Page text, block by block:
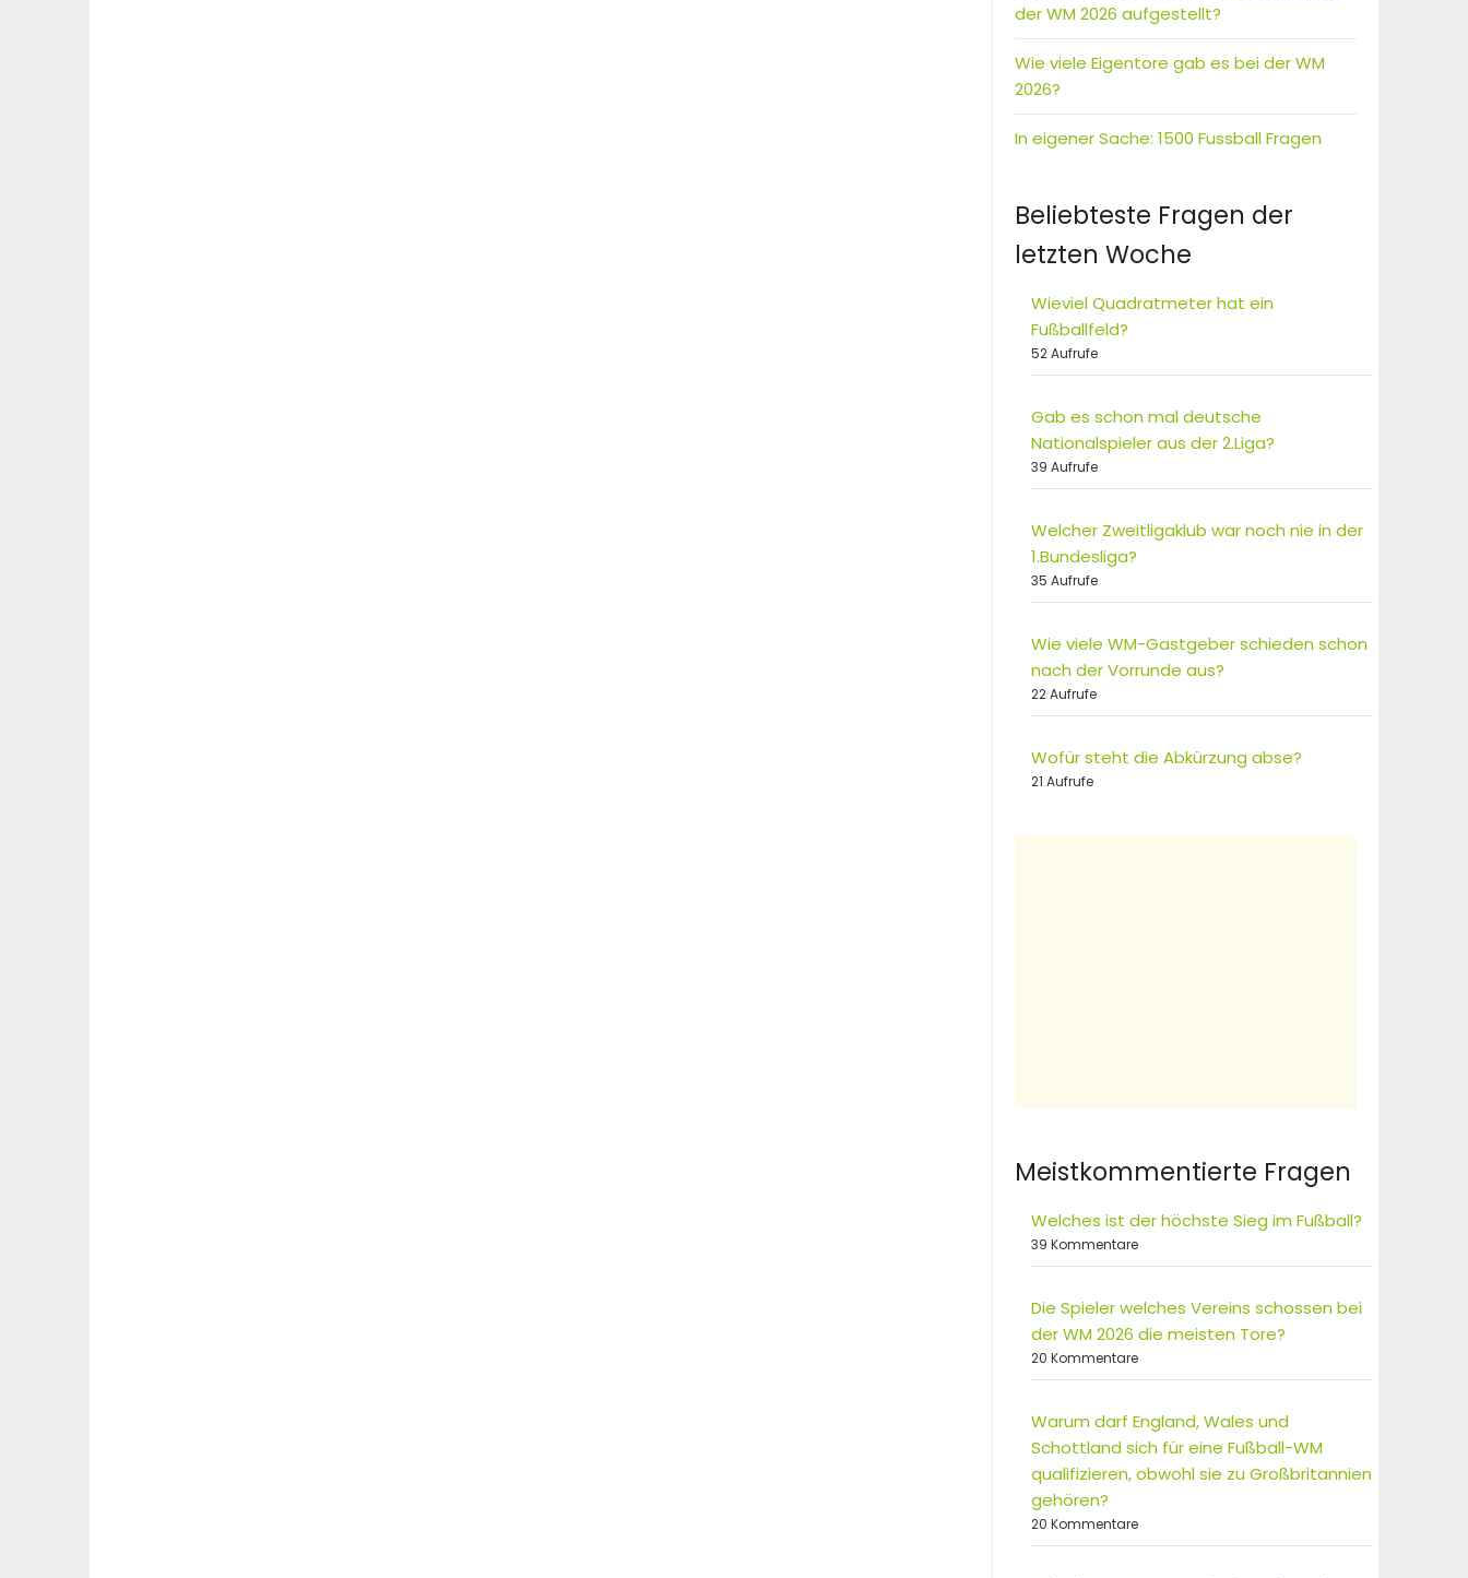
der WM 2026 aufgestellt?
Wie viele Eigentore gab es bei der WM
2026?
In eigener Sache: 1500 Fussball Fragen
Beliebteste Fragen der
letzten Woche
Wieviel Quadratmeter hat ein
Fußballfeld?
52 Aufrufe
Gab es schon mal deutsche
Nationalspieler aus der 2.Liga?
39 Aufrufe
Welcher Zweitligaklub war noch nie in der
1.Bundesliga?
35 Aufrufe
Wie viele WM-Gastgeber schieden schon
nach der Vorrunde aus?
22 Aufrufe
Wofür steht die Abkürzung abse?
21 Aufrufe
Meistkommentierte Fragen
Welches ist der höchste Sieg im Fußball?
39 Kommentare
Die Spieler welches Vereins schossen bei
der WM 2026 die meisten Tore?
20 Kommentare
Warum darf England, Wales und
Schottland sich für eine Fußball-WM
qualifizieren, obwohl sie zu Großbritannien
gehören?
20 Kommentare